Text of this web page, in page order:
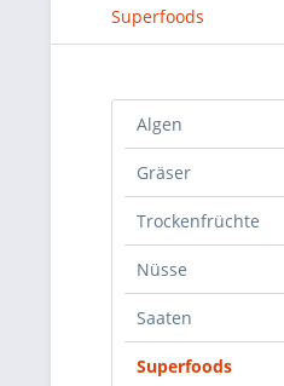
Superfoods
Algen
Gräser
Trockenfrüchte
Nüsse
Saaten
Superfoods